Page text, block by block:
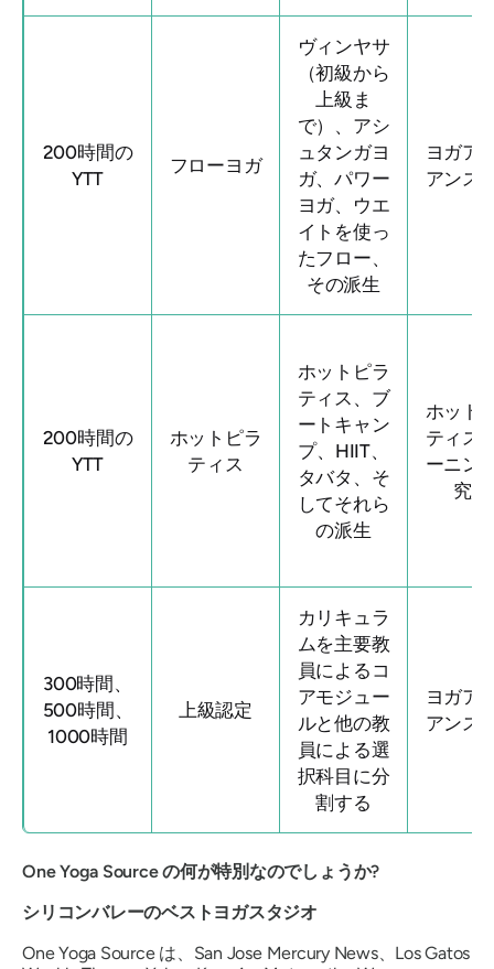
200時間の
YTT
フローヨガ
ヴィンヤサ
（初級から
上級ま
で）、アシ
ュタンガヨ
ガ、パワー
ヨガ、ウエ
イトを使っ
たフロー、
その派生
ヨガア
アンス
200時間の
YTT
ホットピラ
ティス
ホットピラ
ティス、ブ
ートキャン
プ、HIIT、
タバタ、そ
してそれら
の派生
ホット
ティス
ーニン
究所
300時間、
500時間、
1000時間
上級認定
カリキュラ
ムを主要教
員によるコ
アモジュー
ルと他の教
員による選
択科目に分
割する
ヨガア
アンス
One Yoga Source の何が特別なのでしょうか?
シリコンバレーのベストヨガスタジオ
One Yoga Source は、San Jose Mercury News、Los Gatos